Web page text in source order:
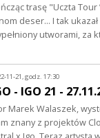
trasę "Uczta Tour
deser... I tak
utworami, za
11-21, godz. 17:30
- IGO 21 -
Marek Walaszek,
znany z projektów